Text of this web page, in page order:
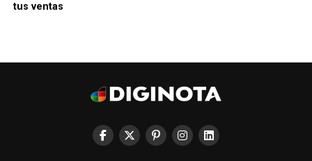
tus ventas